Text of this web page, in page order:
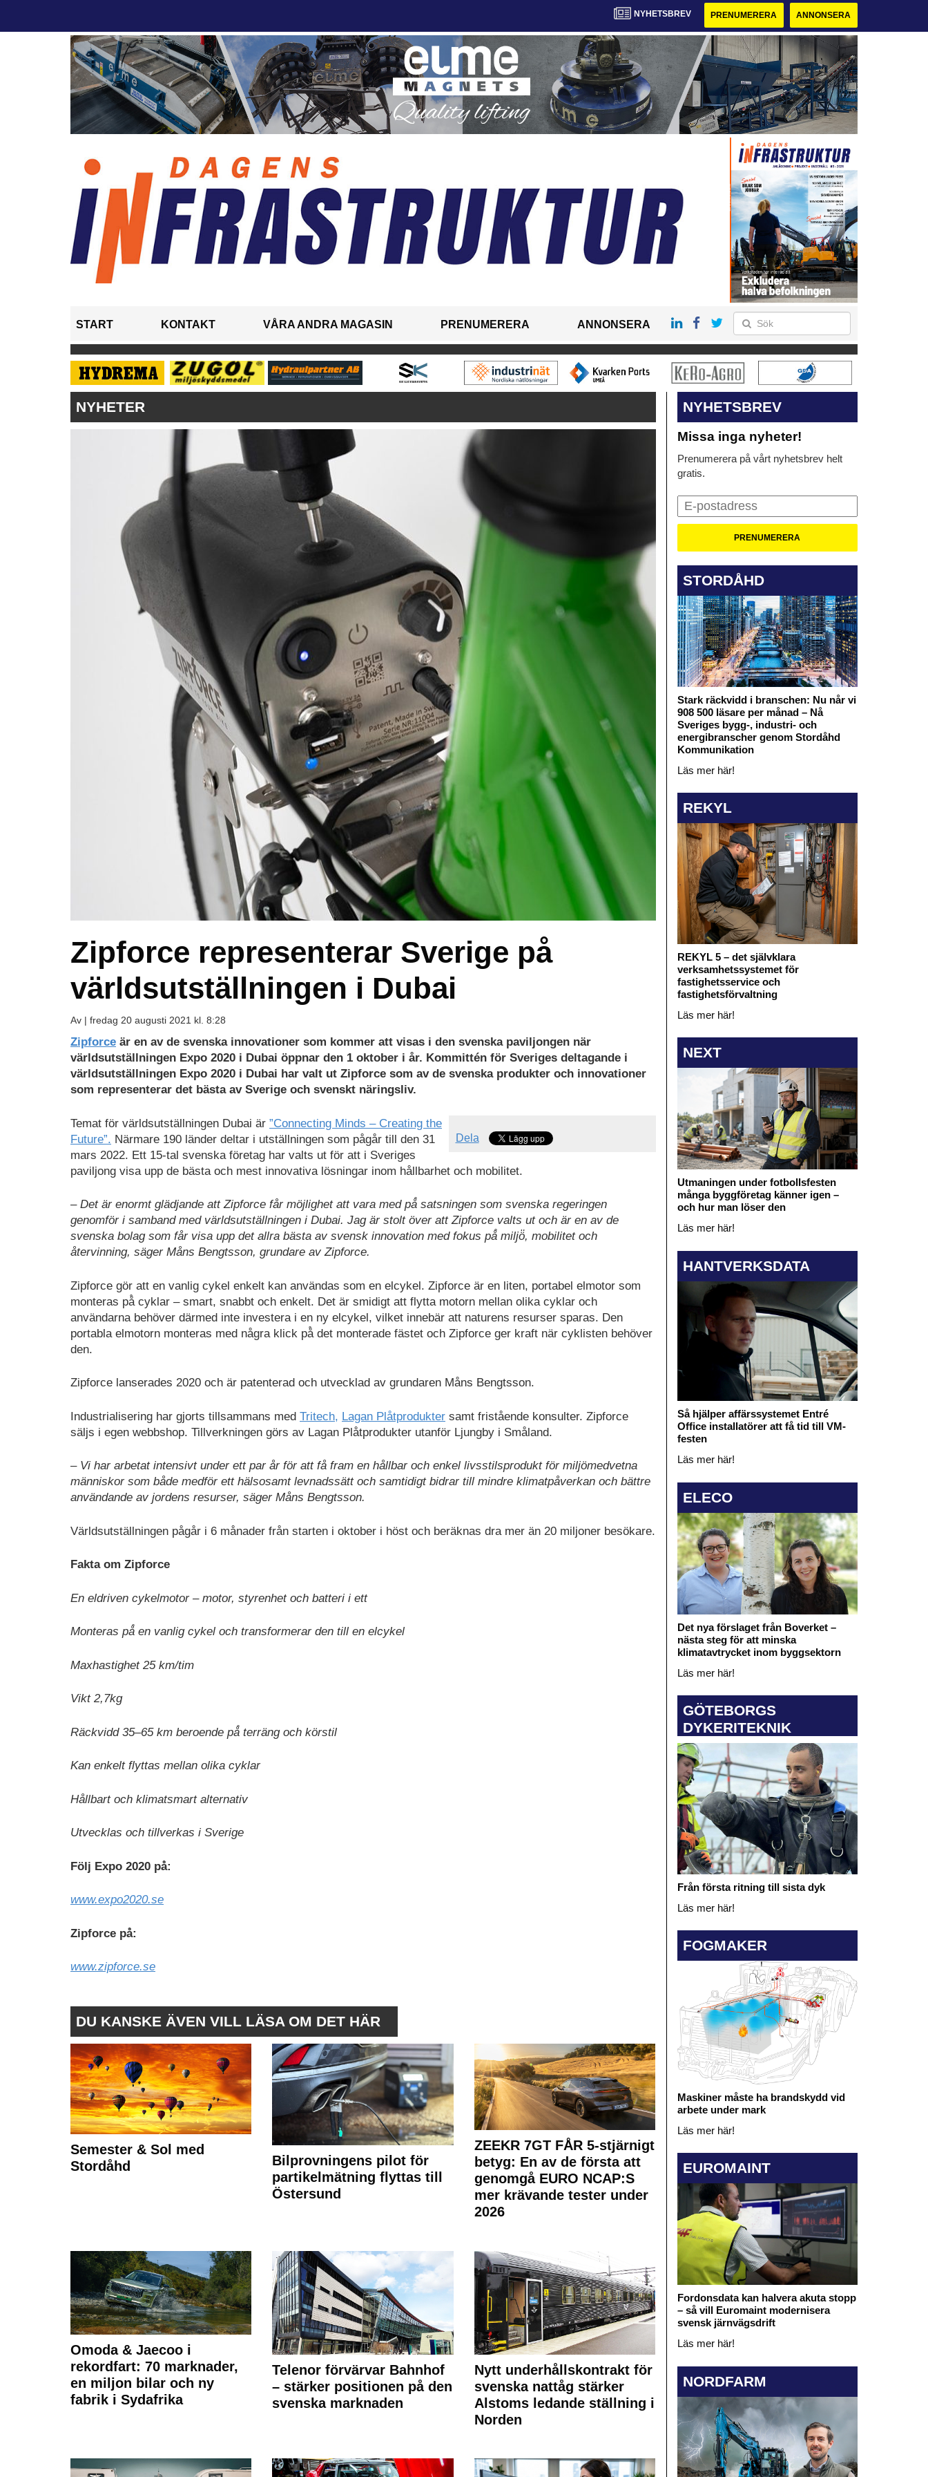
NYHETSBREV PRENUMERERA ANNONSERA
START KONTAKT VÅRA ANDRA MAGASIN PRENUMERERA ANNONSERA
NYHETER
Zipforce representerar Sverige på
världsutställningen i Dubai
Av | fredag 20 augusti 2021 kl. 8:28
Zipforce är en av de svenska innovationer som kommer att visas i den svenska paviljongen när
världsutställningen Expo 2020 i Dubai öppnar den 1 oktober i år. Kommittén för Sveriges deltagande i
världsutställningen Expo 2020 i Dubai har valt ut Zipforce som av de svenska produkter och innovationer
som representerar det bästa av Sverige och svenskt näringsliv.
Dela
Temat för världsutställningen Dubai är ”Connecting Minds – Creating the
Future”. Närmare 190 länder deltar i utställningen som pågår till den 31
mars 2022. Ett 15-tal svenska företag har valts ut för att i Sveriges
paviljong visa upp de bästa och mest innovativa lösningar inom hållbarhet och mobilitet.
– Det är enormt glädjande att Zipforce får möjlighet att vara med på̊ satsningen som svenska regeringen
genomför i samband med världsutställningen i Dubai. Jag är stolt över att Zipforce valts ut och är en av de
svenska bolag som får visa upp det allra bästa av svensk innovation med fokus på̊ miljö̈, mobilitet och
återvinning, säger Måns Bengtsson, grundare av Zipforce.
Zipforce gör att en vanlig cykel enkelt kan användas som en elcykel. Zipforce är en liten, portabel elmotor som
monteras på̊ cyklar – smart, snabbt och enkelt. Det är smidigt att flytta motorn mellan olika cyklar och
användarna behöver därmed inte investera i en ny elcykel, vilket innebär att naturens resurser sparas. Den
portabla elmotorn monteras med några klick på̊ det monterade fästet och Zipforce ger kraft när cyklisten behöver
den.
Zipforce lanserades 2020 och är patenterad och utvecklad av grundaren Måns Bengtsson.
Industrialisering har gjorts tillsammans med Tritech, Lagan Plåtprodukter samt fristående konsulter. Zipforce
säljs i egen webbshop. Tillverkningen görs av Lagan Plåtprodukter utanför Ljungby i Småland.
– Vi har arbetat intensivt under ett par år för att få fram en hållbar och enkel livsstilsprodukt för miljömedvetna
människor som både medför ett hälsosamt levnadssätt och samtidigt bidrar till mindre klimatpåverkan och bättre
användande av jordens resurser, säger Måns Bengtsson.
Världsutställningen pågår i 6 månader från starten i oktober i höst och beräknas dra mer än 20 miljoner besökare.
Fakta om Zipforce
En eldriven cykelmotor – motor, styrenhet och batteri i ett
Monteras på̊ en vanlig cykel och transformerar den till en elcykel
Maxhastighet 25 km/tim
Vikt 2,7kg
Räckvidd 35–65 km beroende på̊ terräng och körstil
Kan enkelt flyttas mellan olika cyklar
Hållbart och klimatsmart alternativ
Utvecklas och tillverkas i Sverige
Följ Expo 2020 på̊:
www.expo2020.se
Zipforce på̊:
www.zipforce.se
DU KANSKE ÄVEN VILL LÄSA OM DET HÄR
Semester & Sol med
Stordåhd
Bilprovningens pilot för
partikelmätning flyttas till
Östersund
ZEEKR 7GT FÅR 5-stjärnigt
betyg: En av de första att
genomgå EURO NCAP:S
mer krävande tester under
2026
Omoda & Jaecoo i
rekordfart: 70 marknader,
en miljon bilar och ny
fabrik i Sydafrika
Telenor förvärvar Bahnhof
– stärker positionen på den
svenska marknaden
Nytt underhållskontrakt för
svenska nattåg stärker
Alstoms ledande ställning i
Norden
NYHETSBREV
Missa inga nyheter!
Prenumerera på vårt nyhetsbrev helt
gratis.
STORDÅHD
Stark räckvidd i branschen: Nu når vi
908 500 läsare per månad – Nå
Sveriges bygg-, industri- och
energibranscher genom Stordåhd
Kommunikation
Läs mer här!
REKYL
REKYL 5 – det självklara
verksamhetssystemet för
fastighetsservice och
fastighetsförvaltning
Läs mer här!
NEXT
Utmaningen under fotbollsfesten
många byggföretag känner igen –
och hur man löser den
Läs mer här!
HANTVERKSDATA
Så hjälper affärssystemet Entré
Office installatörer att få tid till VM-
festen
Läs mer här!
ELECO
Det nya förslaget från Boverket –
nästa steg för att minska
klimatavtrycket inom byggsektorn
Läs mer här!
GÖTEBORGS
DYKERITEKNIK
Från första ritning till sista dyk
Läs mer här!
FOGMAKER
Maskiner måste ha brandskydd vid
arbete under mark
Läs mer här!
EUROMAINT
Fordonsdata kan halvera akuta stopp
– så vill Euromaint modernisera
svensk järnvägsdrift
Läs mer här!
NORDFARM